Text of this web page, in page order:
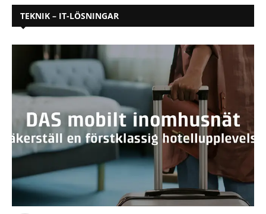
TEKNIK – IT-LÖSNINGAR